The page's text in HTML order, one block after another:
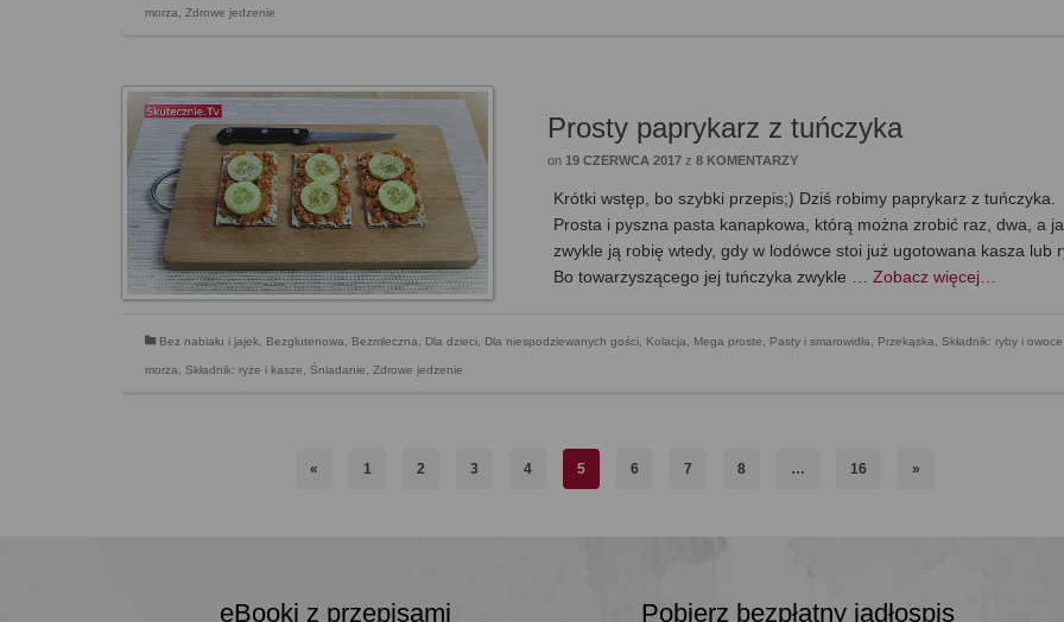
morza, Zdrowe jedzenie
Prosty paprykarz z tuńczyka
on 19 CZERWCA 2017 z8 KOMENTARZY
Krótki wstęp, bo szybki przepis;) Dziś robimy paprykarz z tuńczyka.
Prosta i pyszna pasta kanapkowa, którą można zrobić raz, dwa, a ja
zwykle ją robię wtedy, gdy w lodówce stoi już ugotowana kasza lub
Bo towarzyszącego jej tuńczyka zwykle …Zobacz więcej…
Bez nabiału i jajek, Bezglutenowa, Bezmleczna, Dla dzieci, Dla niespodziewanych gości, Kolacja, Mega proste, Pasty i smarowidła, Przekąska, Składnik: ryby i owoce
morza, Składnik: ryże i kasze, Śniadanie, Zdrowe jedzenie
« 1 2 3 4 5 6 7 8 … 16 »
eBooki z przepisami Pobierz bezpłatny jadłospis